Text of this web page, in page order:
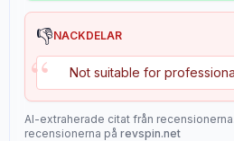
👎NACKDELAR
“ Not suitable for
AI-extraherade citat från
recensionerna på revspin.net